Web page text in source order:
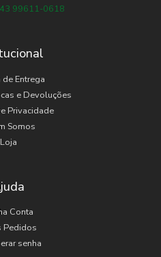
43 99611-0618
Entrega
e Devoluções
Privacidade
Somos
Loja
Conta
Pedidos
senha